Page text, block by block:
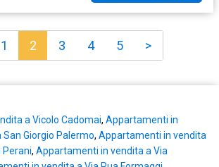
1 2 3 4 5 >
a Vicolo Cadomai, Appartamenti in
Giorgio Palermo, Appartamenti in vendita
Perani, Appartamenti in vendita a Via